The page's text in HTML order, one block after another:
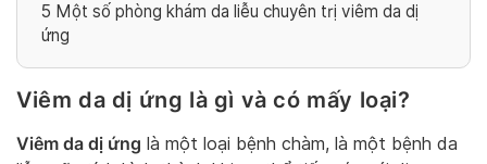
5 Một số phòng khám da liễu chuyên trị viêm da dị
ứng
Viêm da dị ứng là gì và có mấy loại?
Viêm da dị ứng là một loại bệnh chàm, là một bệnh da